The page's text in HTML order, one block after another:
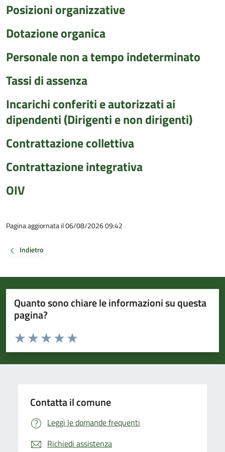
Posizioni organizzative
Dotazione organica
Personale non a tempo indeterminato
Tassi di assenza
Incarichi conferiti e autorizzati ai
dipendenti (Dirigenti e non dirigenti)
Contrattazione collettiva
Contrattazione integrativa
OIV
Pagina aggiornata il 06/08/2026 09:42
Indietro
Quanto sono chiare le informazioni su questa
pagina?
Valuta da 1 a 5 stelle la pagina
Valuta 5 stelle su 5
Valuta 4 stelle su 5
Valuta 3 stelle su 5
Valuta 2 stelle su 5
Valuta 1 stelle su 5
Contatta il comune
Leggi le domande frequenti
Richiedi assistenza